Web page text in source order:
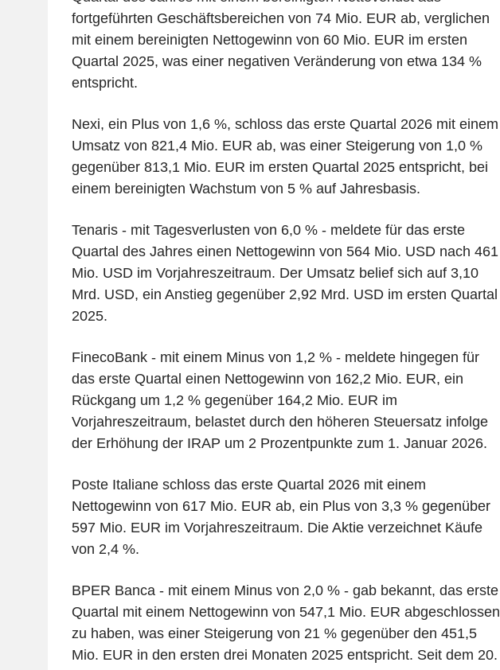
fortgeführten Geschäftsbereichen von 74 Mio. EUR ab, verglichen
mit einem bereinigten Nettogewinn von 60 Mio. EUR im ersten
Quartal 2025, was einer negativen Veränderung von etwa 134 %
entspricht.
Nexi, ein Plus von 1,6 %, schloss das erste Quartal 2026 mit einem
Umsatz von 821,4 Mio. EUR ab, was einer Steigerung von 1,0 %
gegenüber 813,1 Mio. EUR im ersten Quartal 2025 entspricht, bei
einem bereinigten Wachstum von 5 % auf Jahresbasis.
Tenaris - mit Tagesverlusten von 6,0 % - meldete für das erste
Quartal des Jahres einen Nettogewinn von 564 Mio. USD nach 461
Mio. USD im Vorjahreszeitraum. Der Umsatz belief sich auf 3,10
Mrd. USD, ein Anstieg gegenüber 2,92 Mrd. USD im ersten Quartal
2025.
FinecoBank - mit einem Minus von 1,2 % - meldete hingegen für
das erste Quartal einen Nettogewinn von 162,2 Mio. EUR, ein
Rückgang um 1,2 % gegenüber 164,2 Mio. EUR im
Vorjahreszeitraum, belastet durch den höheren Steuersatz infolge
der Erhöhung der IRAP um 2 Prozentpunkte zum 1. Januar 2026.
Poste Italiane schloss das erste Quartal 2026 mit einem
Nettogewinn von 617 Mio. EUR ab, ein Plus von 3,3 % gegenüber
597 Mio. EUR im Vorjahreszeitraum. Die Aktie verzeichnet Käufe
von 2,4 %.
BPER Banca - mit einem Minus von 2,0 % - gab bekannt, das erste
Quartal mit einem Nettogewinn von 547,1 Mio. EUR abgeschlossen
zu haben, was einer Steigerung von 21 % gegenüber den 451,5
Mio. EUR in den ersten drei Monaten 2025 entspricht. Seit dem 20.